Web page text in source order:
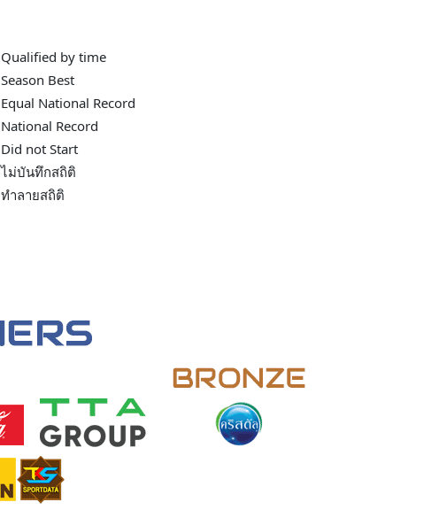
Qualified by time
Season Best
Equal National Record
National Record
Did not Start
ไม่บันทึกสถิติ
ทำลายสถิติ